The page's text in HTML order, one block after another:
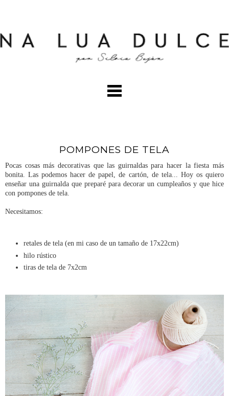
POMPONES DE TELA
Pocas cosas más decorativas que las guirnaldas para hacer la fiesta más
bonita. Las podemos hacer de papel, de cartón, de tela... Hoy os quiero
enseñar una guirnalda que preparé para decorar un cumpleaños y que hice
con pompones de tela.
Necesitamos:
retales de tela (en mi caso de un tamaño de 17x22cm)
hilo rústico
tiras de tela de 7x2cm